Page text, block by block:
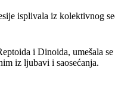
isplivala iz kolektivnog
i Dinoida, umešala
iz ljubavi i saosećanja.